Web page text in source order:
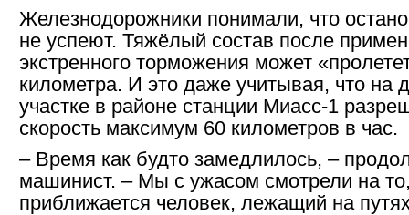
Железнодорожники понимали, что
не успеют. Тяжёлый состав после
экстренного торможения может
километра. И это даже учитывая, что на
участке в районе станции Миасс-1
скорость максимум 60 километров в час.
– Время как будто замедлилось, –
машинист. – Мы с ужасом смотрели на
приближается человек, лежащий на